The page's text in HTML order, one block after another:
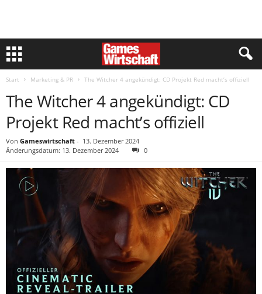
Start Marketing & PR The Witcher 4 angekündigt: CD Projekt Red macht’s offiziell
The Witcher 4 angekündigt: CD
Projekt Red macht’s offiziell
Von Gameswirtschaft - 13. Dezember 2024
Änderungsdatum: 13. Dezember 2024
0